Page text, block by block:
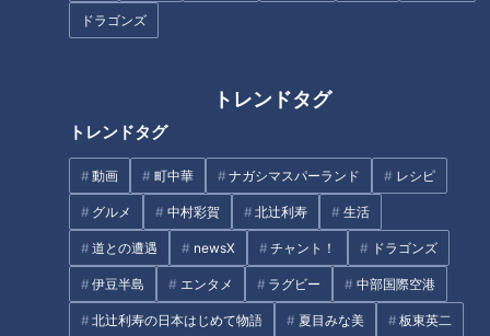
ドラゴンズ
トレンドタグ
トレンドタグ
動画 町中華 ナガシマスパーランド レシピ
グルメ 中村彩賀 北辻利寿 生活
道との遭遇 newsX チャント！ ドラゴンズ
伊豆半島 エンタメ ラグビー 中部国際空港
北辻利寿の日本はじめて物語 夏目みな美 板東英二
８℃の発熱も…猛暑の中、賀久
くんは～配信型ドキュメンタリ
ー「ピエロと呼ばれた息子」第
教師不足を「ペーパーティーチ
踏み切れない“非正規雇用” の壁
とは
名物のタコが取れない？海水温
胃のトラブル「胃がん」など深